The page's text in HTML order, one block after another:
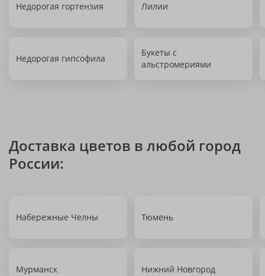
Недорогая гортензия Лилии
Недорогая гипсофила
Букеты с
альстромериями
Доставка цветов в любой город
России:
Набережные Челны Тюмень
Мурманск Нижний Новгород